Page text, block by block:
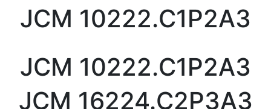
JCM 10222.C1P2A3
JCM 10222.C1P2A3
JCM 16224.C2P3A3